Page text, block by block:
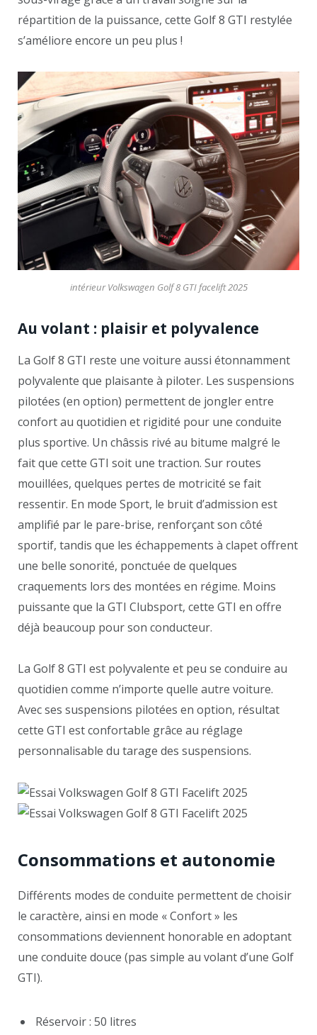
répartition de la puissance, cette Golf 8 GTI restylée
s’améliore encore un peu plus !
intérieur Volkswagen Golf 8 GTI facelift 2025
Au volant : plaisir et polyvalence
La Golf 8 GTI reste une voiture aussi étonnamment
polyvalente que plaisante à piloter. Les suspensions
pilotées (en option) permettent de jongler entre
confort au quotidien et rigidité pour une conduite
plus sportive. Un châssis rivé au bitume malgré le
fait que cette GTI soit une traction. Sur routes
mouillées, quelques pertes de motricité se fait
ressentir. En mode Sport, le bruit d’admission est
amplifié par le pare-brise, renforçant son côté
sportif, tandis que les échappements à clapet offrent
une belle sonorité, ponctuée de quelques
craquements lors des montées en régime. Moins
puissante que la GTI Clubsport, cette GTI en offre
déjà beaucoup pour son conducteur.
La Golf 8 GTI est polyvalente et peu se conduire au
quotidien comme n’importe quelle autre voiture.
Avec ses suspensions pilotées en option, résultat
cette GTI est confortable grâce au réglage
personnalisable du tarage des suspensions.
Consommations et autonomie
Différents modes de conduite permettent de choisir
le caractère, ainsi en mode « Confort » les
consommations deviennent honorable en adoptant
une conduite douce (pas simple au volant d’une Golf
GTI).
Réservoir : 50 litres